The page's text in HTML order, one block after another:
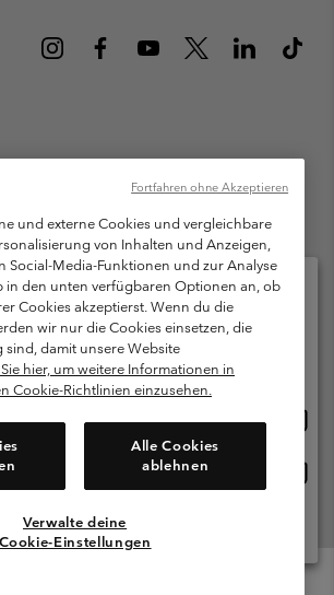
Austria GmbH. Moosfeldstraße 1, 5101
Alle Rechte vorbehalten.
Allgemeine Verkaufsbedingungen
Garantie
des Mitglieder Programms
Nutzergenerierte Inhalte
9:00 - 13:00 & 14:00- 18:00 Uhr
und externe Cookies und vergleichbare
von Inhalten und Anzeigen,
Social-Media-Funktionen und zur Analyse
in den unten verfügbaren Optionen an, ob
Cookies akzeptierst. Wenn du die
wir nur die Cookies einsetzen, die
damit unsere Website
hier, um weitere Informationen in
Cookie-Richtlinien einzusehen.
Alle Cookies
ablehnen
Verwalte deine
Cookie-Einstellungen
Fortfahren ohne Akzeptieren
Sie Ihr Lieferland und Ihre Sprache
Online-Einkauf verfügbar
Alle Länder Anzeigen